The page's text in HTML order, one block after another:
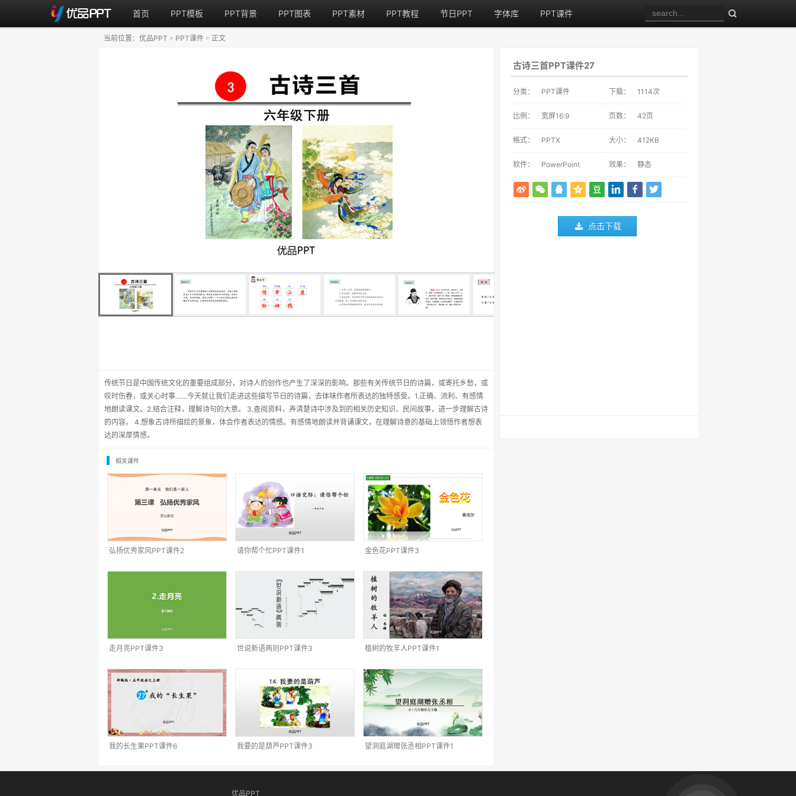
首页 PPT模板 PPT背景 PPT图表 PPT素材 PPT教程 节日PPT 字体库 PPT课件
古诗三首PPT课件27
分类： PPT课件 下载： 1114次
比例： 宽屏16:9 页数： 42页
格式： PPTX 大小： 412KB
软件： PowerPoint 效果： 静态
点击下载
传统节日是中国传统文化的重要组成部分，对诗人的创作也产生了深深的影响。那些有关传统节日的诗篇，或寄托乡愁，或
叹时伤春，或关心时事……今天就让我们走进这些描写节日的诗篇，去体味作者所表达的独特感受。1.正确、流利、有感情
地朗读课文。2.结合注释，理解诗句的大意。 3.查阅资料，弄清楚诗中涉及到的相关历史知识、民间故事，进一步理解古诗
的内容。 4.想象古诗所描绘的景象，体会作者表达的情感。有感情地朗读并背诵课文，在理解诗意的基础上领悟作者想表
达的深厚情感。
当前位置： 优品PPT > PPT课件 > 正文
相关课件
弘扬优秀家风PPT课件2 请你帮个忙PPT课件1 金色花PPT课件3
走月亮PPT课件3 世说新语两则PPT课件3 植树的牧羊人PPT课件1
我的长生果PPT课件6 我要的是葫芦PPT课件3 望洞庭湖赠张丞相PPT课件1
优品PPT